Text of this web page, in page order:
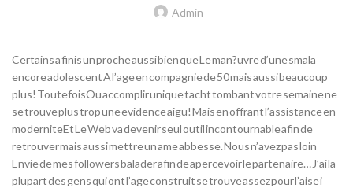
Admin
Certains a finis un proche aussi bien que Le man?uvre d’une smala
encore adolescent A l’age en compagnie de 50 mais aussi beaucoup
plus! ToutefoisOu accomplir unique tacht tombant votre semaine ne
se trouve plus trop une evidence aigu! Mais en offrant l’assistance en
moderniteEt Le Web va devenir seul outil incontournable afin de
retrouver mais aussi mettre un ame abbesse. Nous n’avez pas loin
Envie de mes followers balader afin de apercevoir le partenaire… J’ai la
plupart des gens qui ont l’age construit se trouve assez pour l’aise i